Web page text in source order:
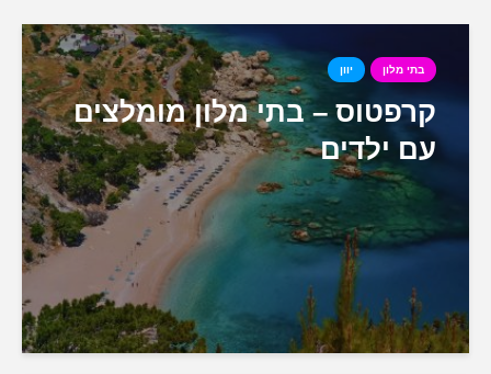
בתי מלון יוון
קרפטוס – בתי מלון מומלצים
עם ילדים